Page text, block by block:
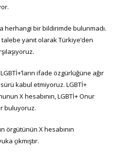
herhangi bir bildirimde bulunmadı.
yanıt olarak Türkiye’den
ifade özgürlüğüne ağır
kabul etmiyoruz. LGBTİ+
X hesabının, LGBTİ+ Onur
buluyoruz.
örgütünün X hesabının
çıkmıştır.